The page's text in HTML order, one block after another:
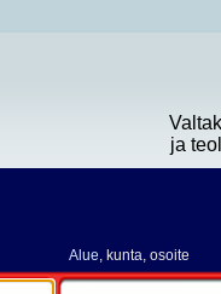
ja
Alue, kunta, osoite